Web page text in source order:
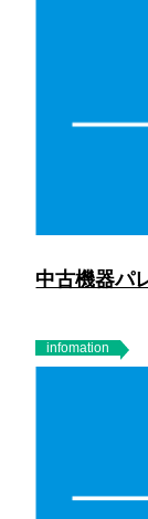
中古機器パ
infomation